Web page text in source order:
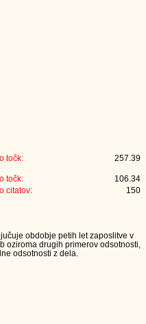
točk: 257.39
točk:
106.34
citatov: 150
obdobje petih let zaposlitve v
oziroma drugih primerov odsotnosti,
odsotnosti z dela.